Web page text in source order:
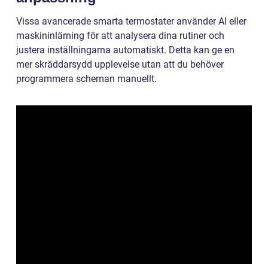
Vissa avancerade smarta termostater använder AI eller
maskininlärning för att analysera dina rutiner och
justera inställningarna automatiskt. Detta kan ge en
mer skräddarsydd upplevelse utan att du behöver
programmera scheman manuellt.